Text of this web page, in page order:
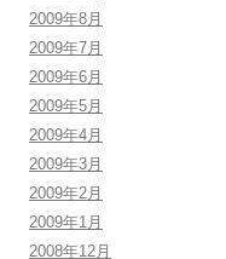
2009年8月
2009年7月
2009年6月
2009年5月
2009年4月
2009年3月
2009年2月
2009年1月
2008年12月